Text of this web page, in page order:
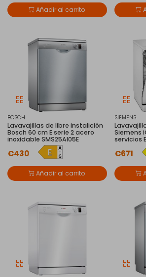
Añadir al carrito
BOSCH
Lavavajillas de libre instalición
Bosch 60 cm E serie 2 acero
inoxidable SMS25AI05E
€430
Añadir al carrito
SIEMENS
Siemens
servicios
€671